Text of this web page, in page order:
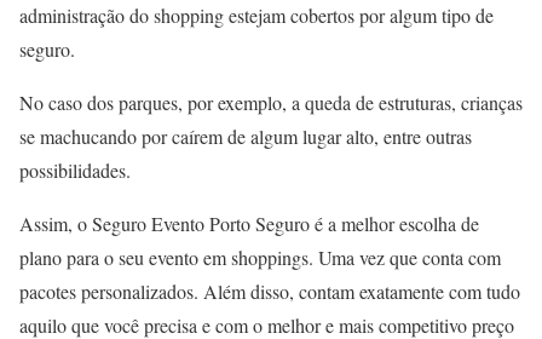
administração do shopping estejam cobertos por algum tipo de
seguro.
No caso dos parques, por exemplo, a queda de estruturas, crianças
se machucando por caírem de algum lugar alto, entre outras
possibilidades.
Assim, o Seguro Evento Porto Seguro é a melhor escolha de
plano para o seu evento em shoppings. Uma vez que conta com
pacotes personalizados. Além disso, contam exatamente com tudo
aquilo que você precisa e com o melhor e mais competitivo preço